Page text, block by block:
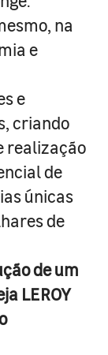
na
e
e
criando
realização
de
únicas
de
de um
LEROY